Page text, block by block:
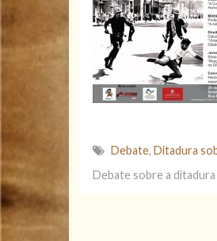
Debate, Ditadura
Debate sobre a ditadura